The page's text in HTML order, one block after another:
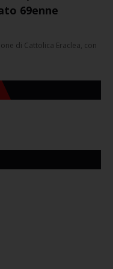
69enne
di Cattolica Eraclea, con